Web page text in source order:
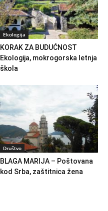
Ekologija
KORAK ZA BUDUĆNOST
Ekologija, mokrogorska letnja
škola
Društvo
BLAGA MARIJA – Poštovana
kod Srba, zaštitnica žena